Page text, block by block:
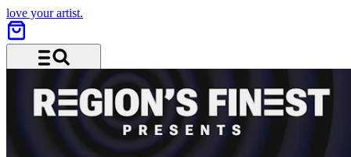
love your artist.
Menü und Suche